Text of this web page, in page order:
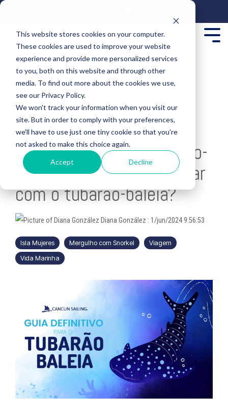
This website stores cookies on your computer.
These cookies are used to improve your website
experience and provide more personalized services
to you, both on this website and through other
media. To find out more about the cookies we use,
see our Privacy Policy.
We won't track your information when you visit our
site. But in order to comply with your preferences,
we'll have to use just one tiny cookie so that you're
not asked to make this choice again.
Accept Decline
5 MIN READ
Guia definitivo do tubarão-
baleia: Onde e como nadar
com o tubarão-baleia?
Diana González : 1/jun/2024 9:56:53
Isla Mujeres Mergulho com Snorkel
Viagem
Vida Marinha